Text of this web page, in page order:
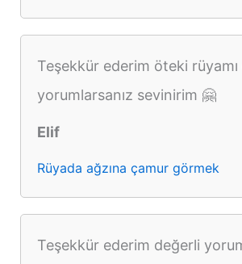
Teşekkür ederim öteki rüyamı
yorumlarsanız sevinirim 🤗
Elif
Rüyada ağzına çamur görmek
Teşekkür ederim değerli